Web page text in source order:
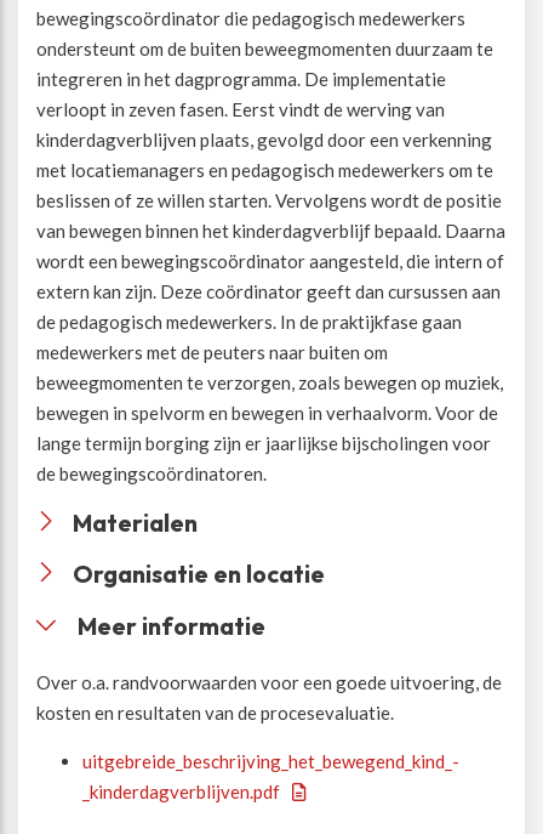
bewegingscoördinator die pedagogisch medewerkers
ondersteunt om de buiten beweegmomenten duurzaam te
integreren in het dagprogramma. De implementatie
verloopt in zeven fasen. Eerst vindt de werving van
kinderdagverblijven plaats, gevolgd door een verkenning
met locatiemanagers en pedagogisch medewerkers om te
beslissen of ze willen starten. Vervolgens wordt de positie
van bewegen binnen het kinderdagverblijf bepaald. Daarna
wordt een bewegingscoördinator aangesteld, die intern of
extern kan zijn. Deze coördinator geeft dan cursussen aan
de pedagogisch medewerkers. In de praktijkfase gaan
medewerkers met de peuters naar buiten om
beweegmomenten te verzorgen, zoals bewegen op muziek,
bewegen in spelvorm en bewegen in verhaalvorm. Voor de
lange termijn borging zijn er jaarlijkse bijscholingen voor
de bewegingscoördinatoren.
Materialen
Organisatie en locatie
Meer informatie
Over o.a. randvoorwaarden voor een goede uitvoering, de
kosten en resultaten van de procesevaluatie.
uitgebreide_beschrijving_het_bewegend_kind_-
_kinderdagverblijven.pdf
Alle thema’s